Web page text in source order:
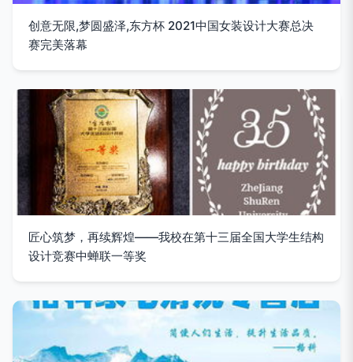
创意无限,梦圆盛泽,东方杯 2021中国女装设计大赛总决
赛完美落幕
匠心筑梦，再续辉煌——我校在第十三届全国大学生结构
设计竞赛中蝉联一等奖